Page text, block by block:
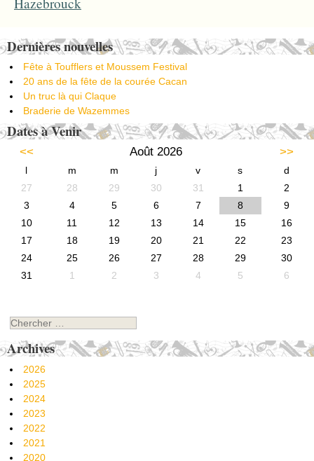
Dernières nouvelles
Fête à Toufflers et Moussem Festival
20 ans de la fête de la courée Cacan
Un truc là qui Claque
Braderie de Wazemmes
Dates à Venir
<< Août 2026 >>
l m m j v s
d
27
28 29 30 31 1
2
3
4 5 6 7 8
9
10
11 12 13 14 15
16
17
18 19 20 21 22
23
24
25 26 27 28 29
30
31
1 2 3 4 5 6
Chercher
Archives
2026
2025
2024
2023
2022
2021
2020